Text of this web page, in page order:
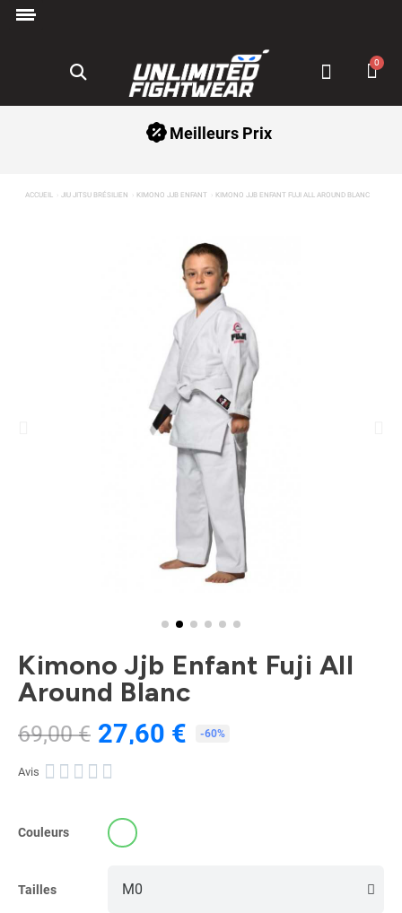
Meilleurs Prix
ACCUEIL JIU JITSU BRÉSILIEN KIMONO JJB ENFANT KIMONO JJB ENFANT FUJI ALL AROUND BLANC
Kimono Jjb Enfant Fuji All
Around Blanc
69,00 € 27,60 € -60%
Avis     
Couleurs
Tailles